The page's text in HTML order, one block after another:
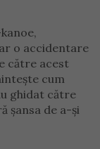
o accidentare
către acest
cum
ghidat către
șansa de a-și